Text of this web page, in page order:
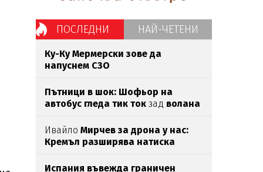
ПОСЛЕДНИ НАЙ-ЧЕТЕНИ
Ку-Ку Мермерски зове да
напуснем СЗО
Пътници в шок: Шофьор на
автобус гледа тик ток зад волана
Ивайло Мирчев за дрона у нас:
Кремъл разширява натиска
Испания въвежда граничен